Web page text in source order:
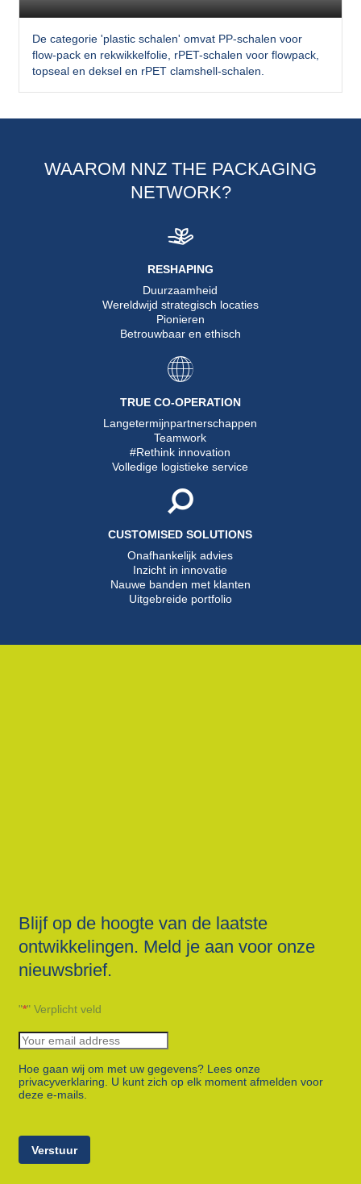
De categorie 'plastic schalen' omvat PP-schalen voor
flow-pack en rekwikkelfolie, rPET-schalen voor flowpack,
topseal en deksel en rPET clamshell-schalen.
WAAROM NNZ THE PACKAGING
NETWORK?
RESHAPING
Duurzaamheid
Wereldwijd strategisch locaties
Pionieren
Betrouwbaar en ethisch
TRUE CO-OPERATION
Langetermijnpartnerschappen
Teamwork
#Rethink innovation
Volledige logistieke service
CUSTOMISED SOLUTIONS
Onafhankelijk advies
Inzicht in innovatie
Nauwe banden met klanten
Uitgebreide portfolio
Blijf op de hoogte van de laatste
ontwikkelingen. Meld je aan voor onze
nieuwsbrief.
"*" Verplicht veld
Hoe gaan wij om met uw gegevens? Lees onze
privacyverklaring. U kunt zich op elk moment afmelden voor
deze e-mails.
Verstuur